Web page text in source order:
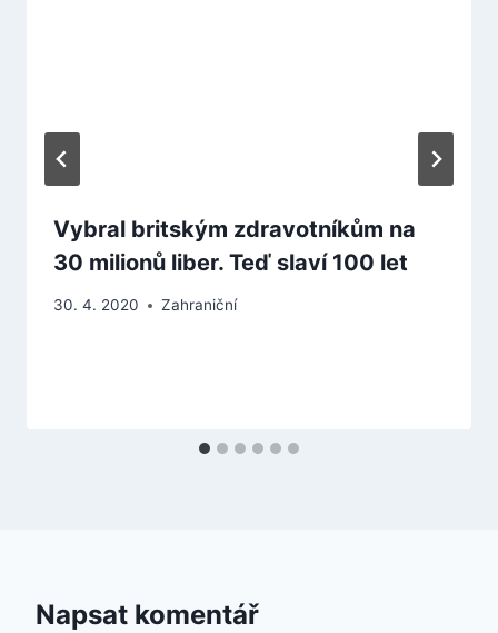
Vybral britským zdravotníkům na
30 milionů liber. Teď slaví 100 let
30. 4. 2020 Zahraniční
Napsat komentář